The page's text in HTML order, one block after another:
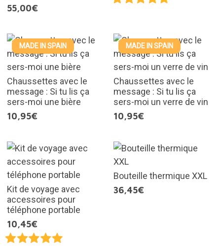
55,00€
MADE IN SPAIN
Chaussettes avec le
message : Si tu lis ça
sers-moi une bière
10,95€
MADE IN SPAIN
Chaussettes avec le
message : Si tu lis ça
sers-moi un verre de vin
10,95€
Kit de voyage avec
accessoires pour
téléphone portable
10,45€
Bouteille thermique XXL
36,45€